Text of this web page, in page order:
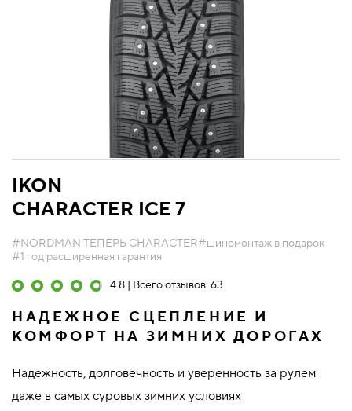
IKON
CHARACTER ICE 7
#NORDMAN ТЕПЕРЬ CHARACTER#шиномонтаж в подарок
#1 год расширенная гарантия
4.8 | Всего отзывов: 63
НАДЕЖНОЕ СЦЕПЛЕНИЕ И
КОМФОРТ НА ЗИМНИХ ДОРОГАХ
Надежность, долговечность и уверенность за рулём
даже в самых суровых зимних условиях